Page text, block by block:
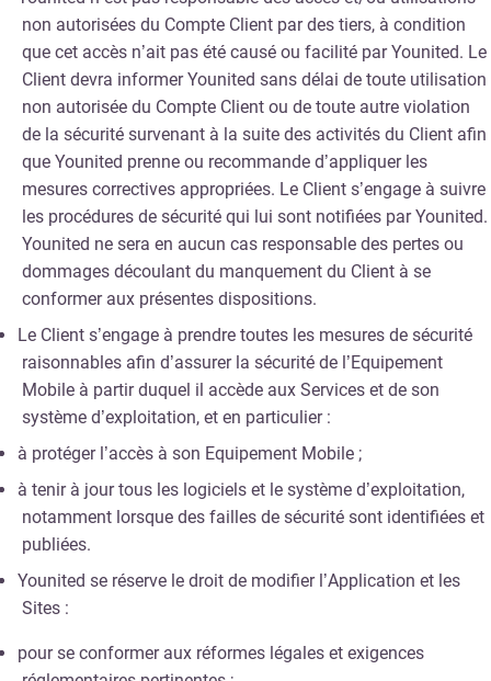
non autorisées du Compte Client par des tiers, à condition
que cet accès n’ait pas été causé ou facilité par Younited. Le
Client devra informer Younited sans délai de toute utilisation
non autorisée du Compte Client ou de toute autre violation
de la sécurité survenant à la suite des activités du Client afin
que Younited prenne ou recommande d’appliquer les
mesures correctives appropriées. Le Client s’engage à suivre
les procédures de sécurité qui lui sont notifiées par Younited.
Younited ne sera en aucun cas responsable des pertes ou
dommages découlant du manquement du Client à se
conformer aux présentes dispositions.
Le Client s’engage à prendre toutes les mesures de sécurité
raisonnables afin d’assurer la sécurité de l’Equipement
Mobile à partir duquel il accède aux Services et de son
système d’exploitation, et en particulier :
à protéger l’accès à son Equipement Mobile ;
à tenir à jour tous les logiciels et le système d’exploitation,
notamment lorsque des failles de sécurité sont identifiées et
publiées.
Younited se réserve le droit de modifier l’Application et les
Sites :
pour se conformer aux réformes légales et exigences